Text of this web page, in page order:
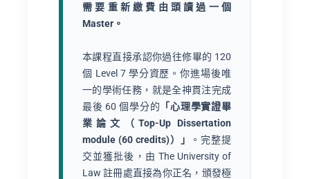
需要重新繳費由頭讀過一個
Master。
本課程直接承認你過往修畢的 120
個 Level 7 學分資歷。你進場後唯
一的學術任務，就是全神貫注完成
最後 60 個學分的 「心理學實證畢
業論文（Top-Up Dissertation
module (60 credits)）」
。完整提
交並獲批後，由 The University of
Law 註冊處直接為你正名，頒發極